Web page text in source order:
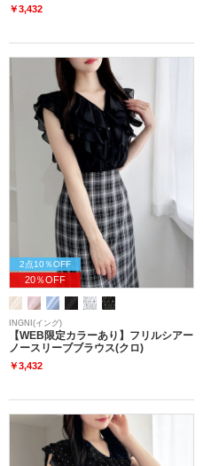
￥3,432
2点10％OFF
20％OFF
INGNI(イング)
【WEB限定カラーあり】フリルシアー
ノースリーブブラウス(クロ)
￥3,432